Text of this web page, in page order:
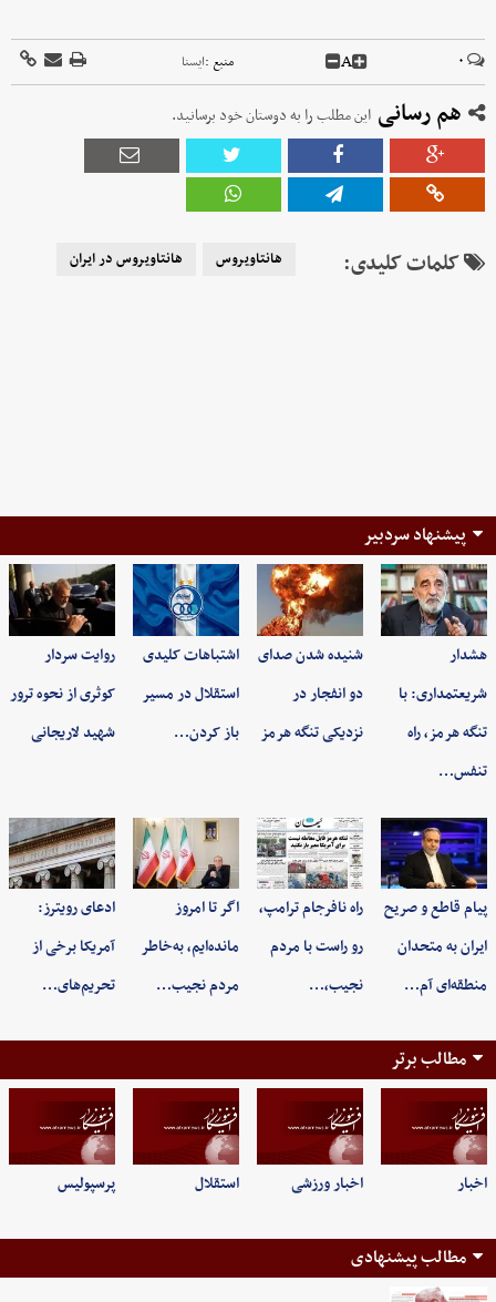
۰ A منبع :ايسنا
هم رسانی این مطلب را به دوستان خود برسانید.
کلمات کلیدی: هانتاویروس هانتاویروس در ایران
پیشنهاد سردبیر
هشدار
شریعتمداری: با
تنگه هرمز، راه
تنفس…
شنیده شدن صدای
دو انفجار در
نزدیکی تنگه هرمز
اشتباهات کلیدی
استقلال در مسیر
باز کردن…
روایت سردار
کوثری از نحوه ترور
شهید لاریجانی
پیام قاطع و صریح
ایران به متحدان
منطقه‌ای آم…
راه نافرجام ترامپ،
رو راست با مردم
نجیب،…
اگر تا امروز
مانده‌ایم، به‌خاطر
مردم نجیب…
ادعای رویترز:
آمریکا برخی از
تحریم‌های…
مطالب برتر
اخبار اخبار ورزشی استقلال پرسپولیس
مطالب پیشنهادی